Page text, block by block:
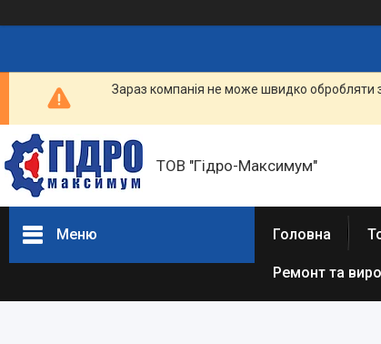
Зараз компанія не може швидко обробляти
ТОВ "Гідро-Максимум"
Меню Головна
Ремонт та